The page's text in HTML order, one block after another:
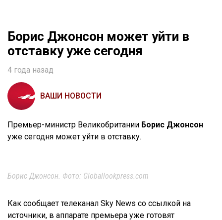
Борис Джонсон может уйти в
отставку уже сегодня
4 года назад
ВАШИ НОВОСТИ
Премьер-министр Великобритании Борис Джонсон
уже сегодня может уйти в отставку.
Борис Джонсон. Фото: Globallookpress.com
Как сообщает телеканал Sky News со ссылкой на
источники, в аппарате премьера уже готовят